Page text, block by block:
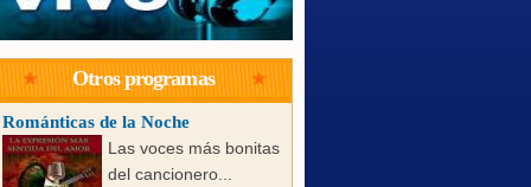
Otros programas
Románticas de la Noche
Las voces más bonitas
del cancionero...